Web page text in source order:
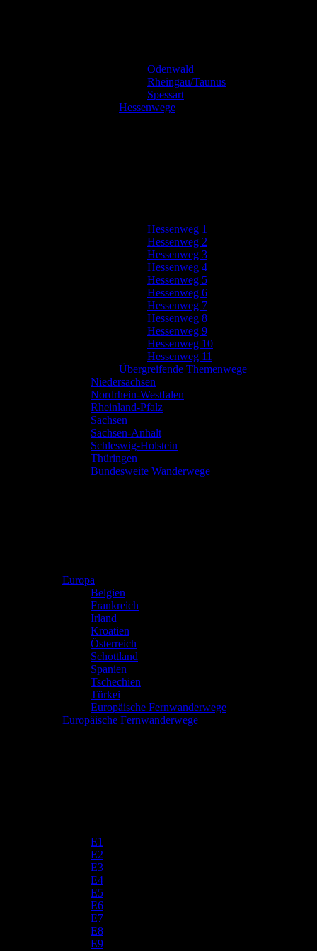
Odenwald
Rheingau/Taunus
Spessart
Hessenwege
Hessenweg 1
Hessenweg 2
Hessenweg 3
Hessenweg 4
Hessenweg 5
Hessenweg 6
Hessenweg 7
Hessenweg 8
Hessenweg 9
Hessenweg 10
Hessenweg 11
Übergreifende Themenwege
Niedersachsen
Nordrhein-Westfalen
Rheinland-Pfalz
Sachsen
Sachsen-Anhalt
Schleswig-Holstein
Thüringen
Bundesweite Wanderwege
Europa
Belgien
Frankreich
Irland
Kroatien
Österreich
Schottland
Spanien
Tschechien
Türkei
Europäische Fernwanderwege
Europäische Fernwanderwege
E1
E2
E3
E4
E5
E6
E7
E8
E9